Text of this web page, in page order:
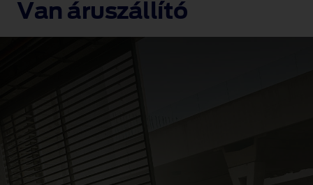
Van áruszállító